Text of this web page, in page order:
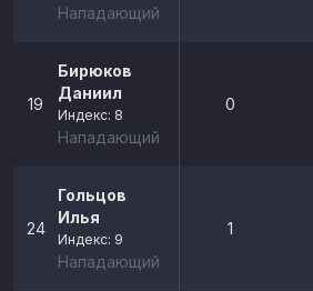
Нападающий
19
Бирюков
Даниил
Индекс: 8
Нападающий
0
24
Гольцов
Илья
Индекс: 9
Нападающий
1